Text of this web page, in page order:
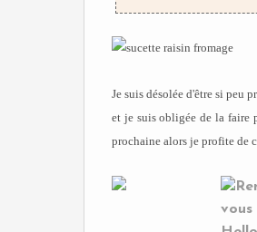
Je suis désolée d'être si peu
et je suis obligée de la faire
prochaine alors je profite de